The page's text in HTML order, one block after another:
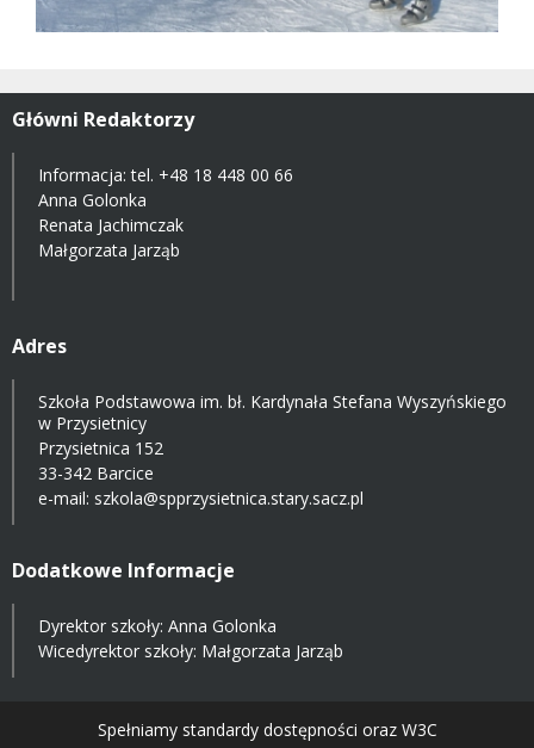
Główni Redaktorzy
Informacja: tel. +48 18 448 00 66
Anna Golonka
Renata Jachimczak
Małgorzata Jarząb
Adres
Szkoła Podstawowa im. bł. Kardynała Stefana Wyszyńskiego
w Przysietnicy
Przysietnica 152
33-342 Barcice
e-mail: szkola@spprzysietnica.stary.sacz.pl
Dodatkowe Informacje
Dyrektor szkoły: Anna Golonka
Wicedyrektor szkoły: Małgorzata Jarząb
Spełniamy standardy dostępności oraz W3C